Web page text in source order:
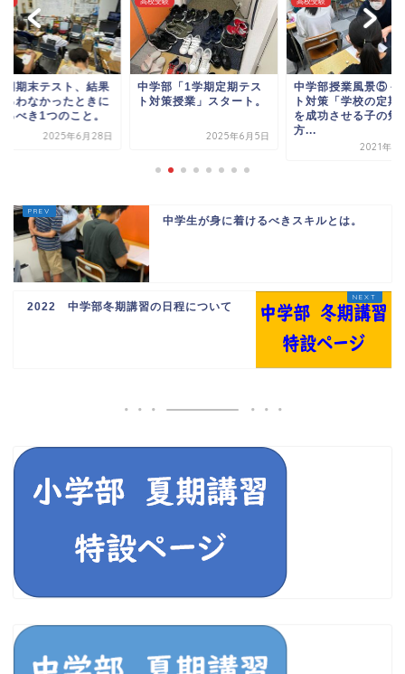
期期末テスト、結果
るわなかったときに
るべき1つのこと。
2025年6月28日
中学部「1学期定期テス
ト対策授業」スタート。
2025年6月5日
中学部授業風景⑤－
ト対策「学校の定期
を成功させる子の勉
方...
2021年10
中学生が身に着けるべきスキルとは。
2022 中学部冬期講習の日程について